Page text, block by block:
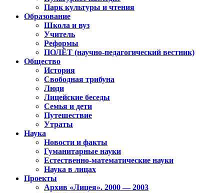
Парк культуры и чтения
Образование
Школа и вуз
Учитель
Реформы
ПОЛЁТ (научно-педагогический вестник)
Общество
История
Свободная трибуна
Люди
Лицейские беседы
Семья и дети
Путешествие
Утраты
Наука
Новости и факты
Гуманитарные науки
Естественно-математические науки
Наука в лицах
Проекты
Архив «Лицея». 2000 — 2003